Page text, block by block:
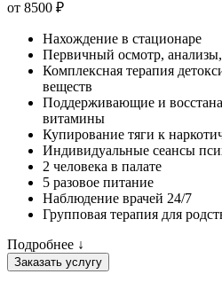
от 8500 ₽
Нахождение в стационаре
Первичный осмотр, анализы,
Комплексная терапия
веществ
Поддерживающие и
витамины
Купирование тяги к
Индивидуальные сеансы
2 человека в палате
5 разовое питание
Наблюдение врачей 24/7
Групповая терапия для
Подробнее ↓
Заказать услугу